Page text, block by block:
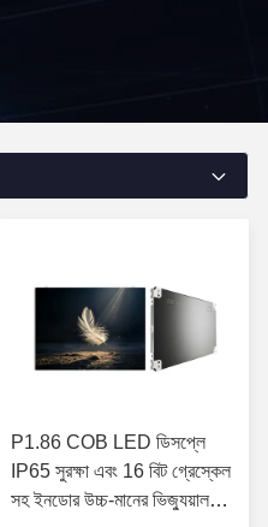
P1.86 COB LED ডিসপ্লে
IP65 সুরক্ষা এবং 16 বিট গ্রেস্কেল
সহ ইনডোর উচ্চ-মানের ভিজ্যুয়াল